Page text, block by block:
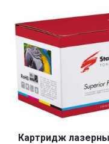
Картридж